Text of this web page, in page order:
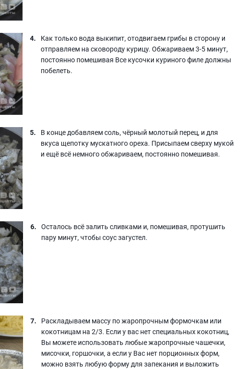
Как только вода выкипит, отодвигаем грибы в сторону и
отправляем на сковороду курицу. Обжариваем 3-5 минут,
постоянно помешивая Все кусочки куриного филе должны
побелеть.
В конце добавляем соль, чёрный молотый перец, и для
вкуса щепотку мускатного ореха. Присыпаем сверху мукой
и ещё всё немного обжариваем, постоянно помешивая.
Осталось всё залить сливками и, помешивая, протушить
пару минут, чтобы соус загустел.
Раскладываем массу по жаропрочным формочкам или
кокотницам на 2/3. Если у вас нет специальных кокотниц,
Вы можете использовать любые жаропрочные чашечки,
мисочки, горшочки, а если у Вас нет порционных форм,
можно взять любую форму для запекания и выложить